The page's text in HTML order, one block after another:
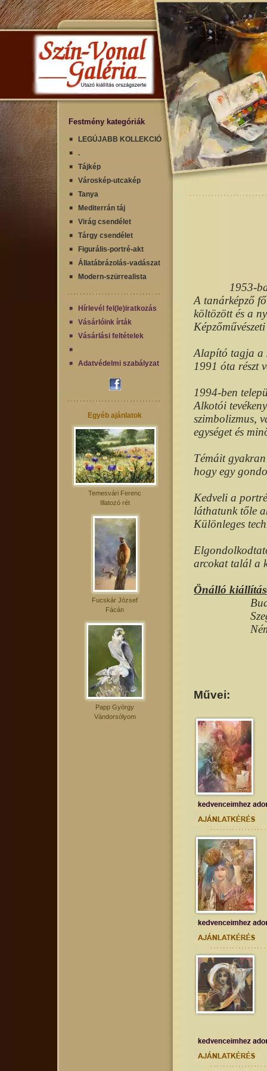
Festmény kategóriák
LEGÚJABB KOLLEKCIÓ
.
Tájkép
Városkép-utcakép
Tanya
Mediterrán táj
Virág csendélet
Tárgy csendélet
Figurális-portré-akt
Állatábrázolás-vadászat
Modern-szürrealista
Hírlevél fel(le)iratkozás
Vásárlóink írták
Vásárlási feltételek
Adatvédelmi szabályzat
Egyéb ajánlatok
Temesvári Ferenc
Illatozó rét
Fucskár József
Fácán
Papp György
Vándorsólyom
1953-
A tanárképző
költözött és a
Alapító tagja a
1991 óta részt
1994-ben
Alkotói
szimbolizmus,
egységet és
Témáit
hogy egy
Kedveli a
láthatunk tőle
Különleges
arcokat talál a
Önálló
Művei: